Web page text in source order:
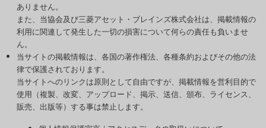
ありません。
また、当協会及び三菱アセット・ブレインズ株式会社は、掲載情報の
利用に関連して発生した一切の損害について何らの責任も負いませ
ん。
当サイトの掲載情報は、各国の著作権法、各種条約およびその他の法
律で保護されております。
当サイトへのリンクは原則として自由ですが、掲載情報を営利目的で
使用（複製、改変、アップロード、掲示、送信、頒布、ライセンス、
販売、出版等）する事は禁止します。